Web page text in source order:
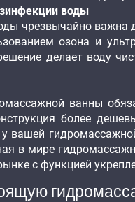
воды
чрезвычайно важна
озона и
делает воду
ванны
более
вашей
в мире
с функцией